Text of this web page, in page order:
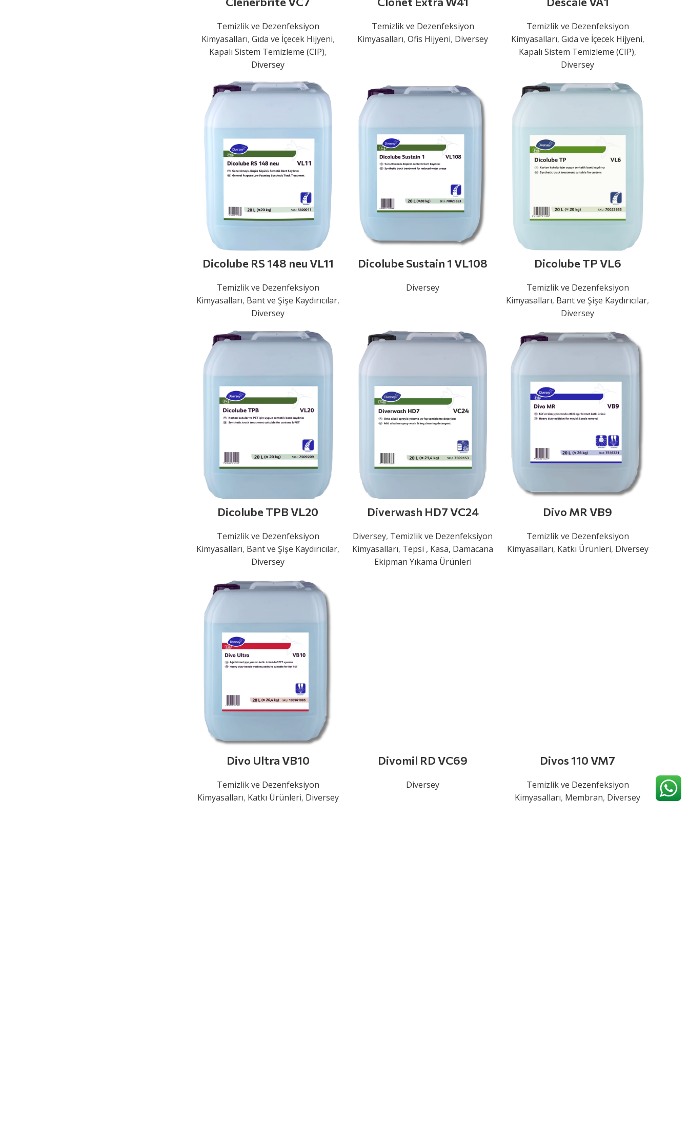
Temizlik ve Dezenfeksiyon
Kimyasalları, Gıda ve İçecek Hijyeni,
Kapalı Sistem Temizleme (CIP),
Diversey
Temizlik ve Dezenfeksiyon
Kimyasalları,Ofis Hijyeni, Diversey
Temizlik ve Dezenfeksiyon
Kimyasalları, Gıda ve İçecek Hijyeni,
Kapalı Sistem Temizleme (CIP),
Diversey
Dicolube RS 148 neu VL11
Temizlik ve Dezenfeksiyon
Kimyasalları, Bant ve Şişe Kaydırıcılar,
Diversey
Dicolube Sustain 1 VL108
Diversey
Dicolube TP VL6
Temizlik ve Dezenfeksiyon
Kimyasalları, Bant ve Şişe Kaydırıcılar,
Diversey
Dicolube TPB VL20
Temizlik ve Dezenfeksiyon
Kimyasalları, Bant ve Şişe Kaydırıcılar,
Diversey
Diverwash HD7 VC24
Diversey, Temizlik ve Dezenfeksiyon
Kimyasalları, Tepsi , Kasa, Damacana
Ekipman Yıkama Ürünleri
Divo MR VB9
Temizlik ve Dezenfeksiyon
Kimyasalları, Katkı Ürünleri, Diversey
Divo Ultra VB10
Temizlik ve Dezenfeksiyon
Kimyasalları, Katkı Ürünleri, Diversey
Divomil RD VC69
Diversey
Divos 110 VM7
Temizlik ve Dezenfeksiyon
Kimyasalları, Membran, Diversey